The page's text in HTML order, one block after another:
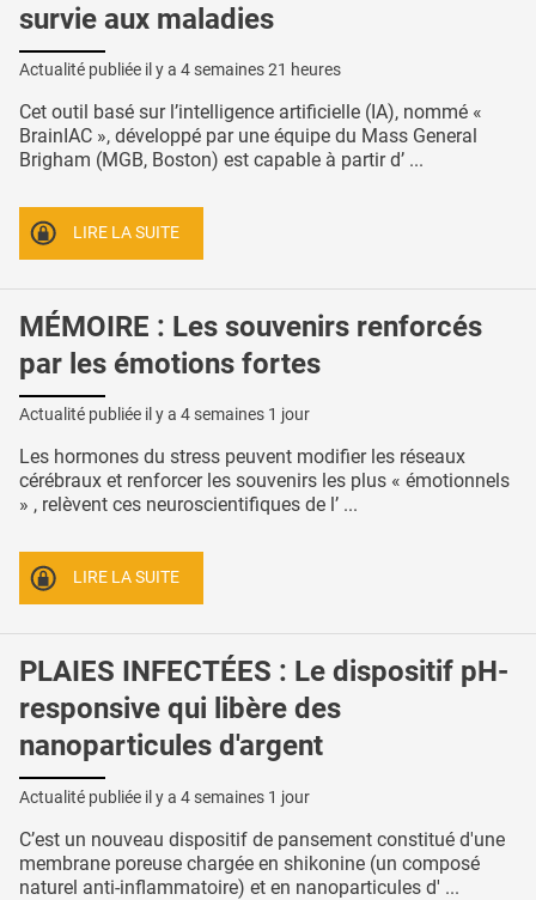
survie aux maladies
Actualité publiée il y a 4 semaines 21 heures
Cet outil basé sur l’intelligence artificielle (IA), nommé «
BrainIAC », développé par une équipe du Mass General
Brigham (MGB, Boston) est capable à partir d’ ...
LIRE LA SUITE
MÉMOIRE : Les souvenirs renforcés
par les émotions fortes
Actualité publiée il y a 4 semaines 1 jour
Les hormones du stress peuvent modifier les réseaux
cérébraux et renforcer les souvenirs les plus « émotionnels
» , relèvent ces neuroscientifiques de l’ ...
LIRE LA SUITE
PLAIES INFECTÉES : Le dispositif pH-
responsive qui libère des
nanoparticules d'argent
Actualité publiée il y a 4 semaines 1 jour
C’est un nouveau dispositif de pansement constitué d'une
membrane poreuse chargée en shikonine (un composé
naturel anti-inflammatoire) et en nanoparticules d' ...